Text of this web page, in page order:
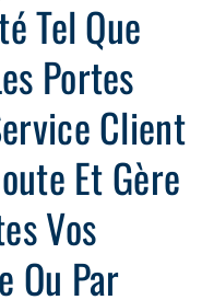
Tel Que
Portes
Client
Et Gère
Vos
Ou Par